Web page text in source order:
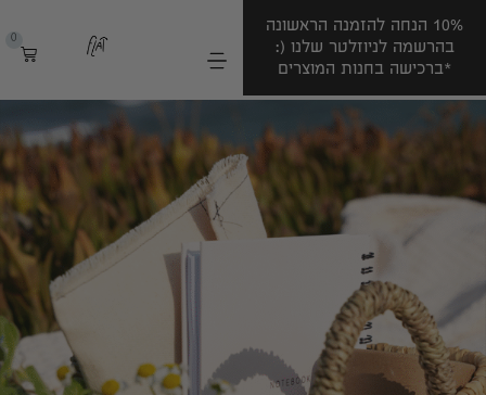
10% הנחה להזמנה הראשונה
בהרשמה לניוזלטר שלנו (:
*ברכישה בחנות המוצרים
0